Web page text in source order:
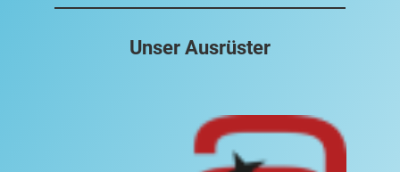
Unser Ausrüster